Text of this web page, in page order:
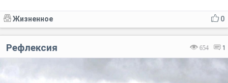
0
Жизненное
654 1
Рефлексия